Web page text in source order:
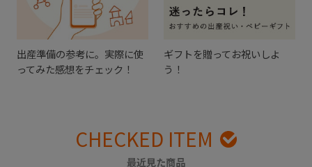
出産準備の参考に。実際に使
ってみた感想をチェック！
ギフトを贈ってお祝いしよ
う！
CHECKED ITEM
最近見た商品